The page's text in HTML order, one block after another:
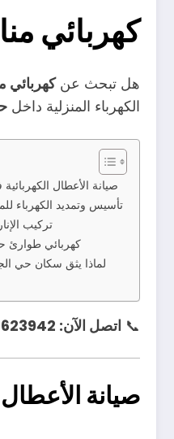
كهربائي
هل تبحث عنكهربائي
الكهرباء المنزلية داخل
صيانة الأعطال
تأسيس وتمديد الكهرباء
تركيب
كهربائي طوارئ حي
لماذا يثق سكان حي
📞 اتصل الآن: 0558623942
صيانة